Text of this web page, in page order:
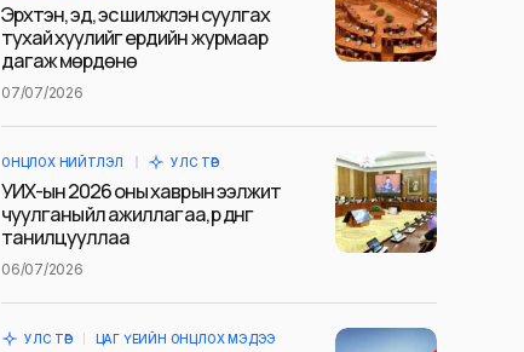
Эрхтэн, эд, эс шилжүүлэн суулгах
тухай хуулийг ердийн журмаар
дагаж мөрдөнө
07/07/2026
ОНЦЛОХ НИЙТЛЭЛ УЛС ТӨР
УИХ-ын 2026 оны хаврын ээлжит
чуулганы үйл ажиллагаа, үр дүнг
танилцууллаа
06/07/2026
УЛС ТӨР ЦАГ ҮЕИЙН ОНЦЛОХ МЭДЭЭ